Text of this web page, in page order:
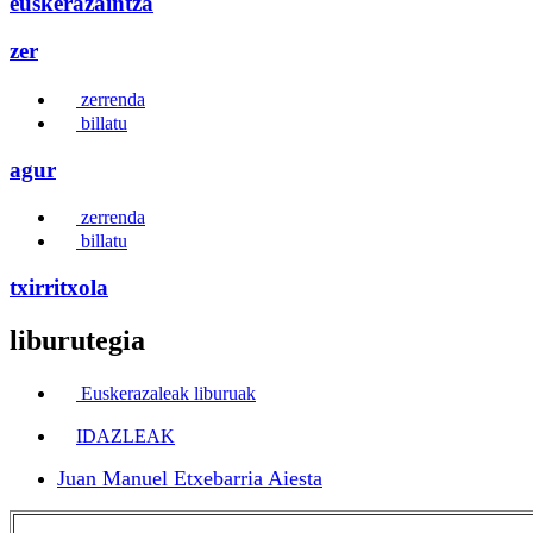
zer
zerrenda
billatu
agur
zerrenda
billatu
txirritxola
liburutegia
Euskerazaleak liburuak
IDAZLEAK
Juan Manuel Etxebarria Aiesta